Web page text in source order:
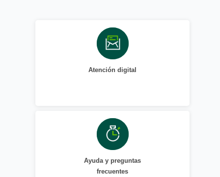
Atención digital
Ayuda y preguntas
frecuentes